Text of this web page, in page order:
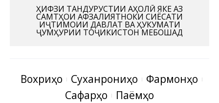
ҲИФЗИ ТАНДУРУСТИИ АҲОЛӢ ЯКЕ АЗ
САМТҲОИ АФЗАЛИЯТНОКИ СИЁСАТИ
ИҶТИМОИИ ДАВЛАТ ВА ҲУКУМАТИ
ҶУМҲУРИИ ТОҶИКИСТОН МЕБОШАД
Вохӯриҳо Суханрониҳо
Фармонҳо
Сафарҳо
Паёмҳо